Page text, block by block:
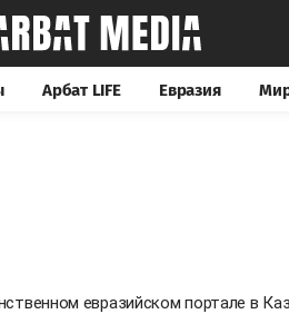
Арбат LIFE Евразия
евразийском портале в